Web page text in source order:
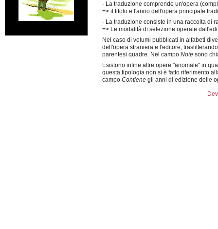
- La traduzione comprende un'opera
=> il titolo e l'anno dell'opera principale
- La traduzione consiste in una raccolta di
=> Le modalità di selezione operate
Nel caso di volumi pubblicati in alfabeti
dell'opera straniera e l'editore,
parentesi quadre. Nel campo Note sono
Esistono infine altre opere "anomale" in
questa tipologia non si è fatto riferimento
campo Contiene gli anni di edizione delle